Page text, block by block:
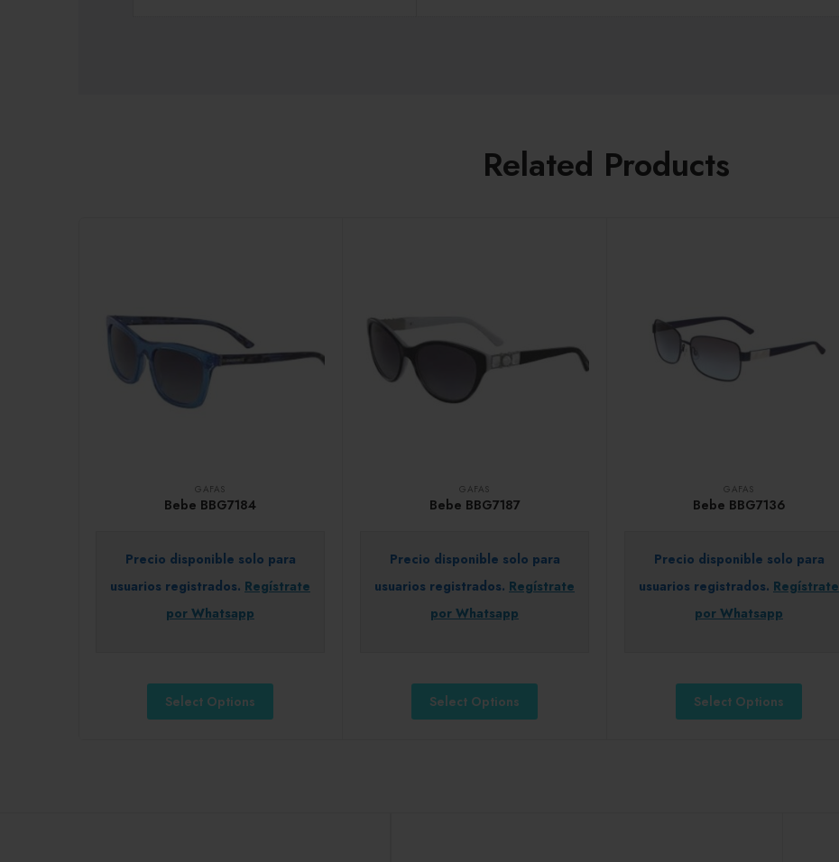
Related Products
GAFAS
Bebe BBG7184
Precio disponible solo para
usuarios registrados. Regístrate
por Whatsapp
Select Options
GAFAS
Bebe BBG7187
Precio disponible solo para
usuarios registrados. Regístrate
por Whatsapp
Select Options
GAFAS
Bebe BBG7136
Precio disponible solo para
usuarios registrados. Regístrate
por Whatsapp
Select Options